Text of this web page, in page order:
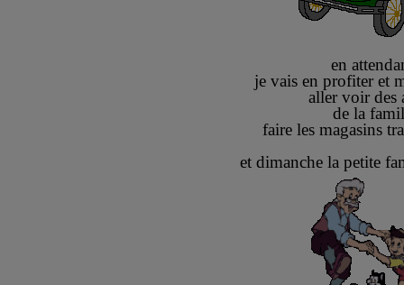
en
je vais en profiter et
aller voir des
de la
faire les magasins
et dimanche la petite